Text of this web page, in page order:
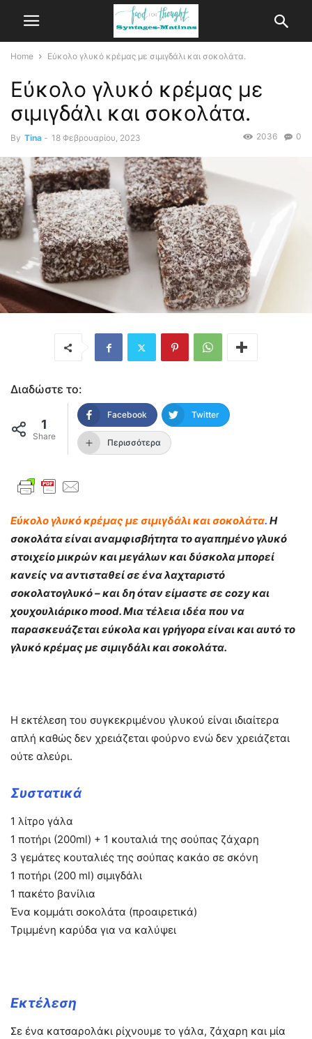
Home Εύκολο γλυκό κρέμας με σιμιγδάλι και σοκολάτα.
Εύκολο γλυκό κρέμας με
σιμιγδάλι και σοκολάτα.
By Tina - 18 Φεβρουαρίου, 2023 0
2036
Διαδώστε το:
1
Share
Facebook Twitter
Περισσότερα
Εύκολο γλυκό κρέμας με σιμιγδάλι και σοκολάτα. H
σοκολάτα είναι αναμφισβήτητα το αγαπημένο γλυκό
στοιχείο μικρών και μεγάλων και δύσκολα μπορεί
κανείς να αντισταθεί σε ένα λαχταριστό
σοκολατογλυκό – και δη όταν είμαστε σε cozy και
χουχουλιάρικο mood.Μια τέλεια ιδέα που να
παρασκευάζεται εύκολα και γρήγορα είναι και αυτό το
γλυκό κρέμας με σιμιγδάλι και σοκολάτα.
Η εκτέλεση του συγκεκριμένου γλυκού είναι ιδιαίτερα
απλή καθώς δεν χρειάζεται φούρνο ενώ δεν χρειάζεται
ούτε αλεύρι.
Συστατικά
1 λίτρο γάλα
1 ποτήρι (200ml) + 1 κουταλιά της σούπας ζάχαρη
3 γεμάτες κουταλιές της σούπας κακάο σε σκόνη
1 ποτήρι (200 ml) σιμιγδάλι
1 πακέτο βανίλια
Ένα κομμάτι σοκολάτα (προαιρετικά)
Τριμμένη καρύδα για να καλύψει
Εκτέλεση
Σε ένα κατσαρολάκι ρίχνουμε το γάλα, ζάχαρη και μία